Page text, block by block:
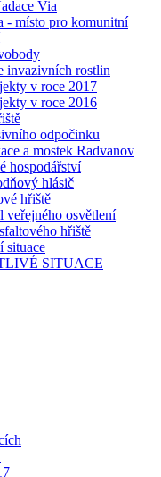
Via
- místo pro komunitní
invazivních rostlin
v roce 2017
v roce 2016
odpočinku
a mostek Radvanov
hospodářství
hlásič
hřiště
veřejného osvětlení
hřiště
situace
SITUACE